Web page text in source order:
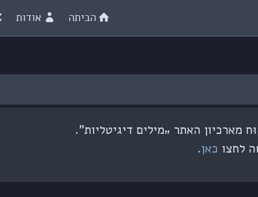
הביתה אודות
מארכיון האתר „מילים דיגיטליות”.
לחצו כאן.